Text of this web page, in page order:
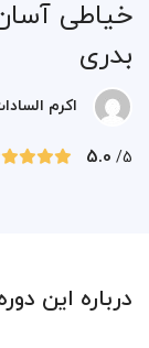
خیاطی
بدری
اکرم
5.0 /5
درباره این